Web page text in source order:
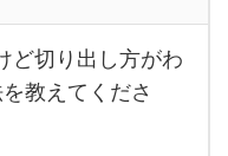
ど切り出し方がわ
教えてくださ